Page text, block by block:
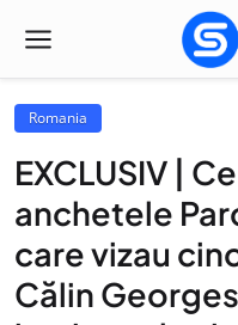
Romania
EXCLUSIV |
anchetele
care vizau
Călin